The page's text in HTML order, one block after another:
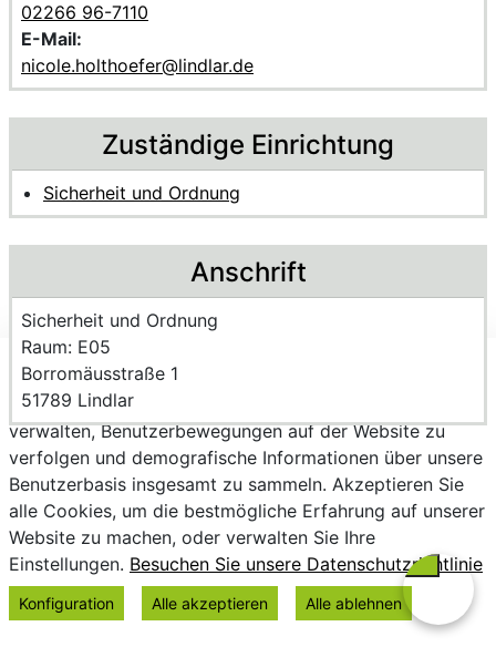
02266 96-7110
E-Mail:
nicole.holthoefer@lindlar.de
Zuständige Einrichtung
Sicherheit und Ordnung
Anschrift
Name der Einrichtung:
Sicherheit und Ordnung
Raum des Mitarbeitenden
Raum: E05
Strasse und Hausnummer
Borromäusstraße 1
PLZ und Ort
51789 Lindlar
Wir verwenden Cookies, um personalisierte Inhalte
bereitzustellen, Trends zu analysieren, die Website zu
verwalten, Benutzerbewegungen auf der Website zu
verfolgen und demografische Informationen über unsere
Benutzerbasis insgesamt zu sammeln. Akzeptieren Sie
alle Cookies, um die bestmögliche Erfahrung auf unserer
Website zu machen, oder verwalten Sie Ihre
Einstellungen. Besuchen Sie unsere Datenschutzrichtlinie
Konfiguration Alle akzeptieren Alle ablehnen